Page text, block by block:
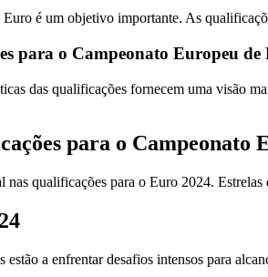
é um objetivo importante. As
para o Campeonato Europeu de
das qualificações fornecem uma visão
para o Campeonato
qualificações para o Euro 2024.
a enfrentar desafios intensos para